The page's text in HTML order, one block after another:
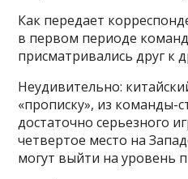
Как передает
в первом периоде
присматривались друг к
Неудивительно:
«прописку», из команды-
достаточно серьезного
четвертое место на
могут выйти на уровень